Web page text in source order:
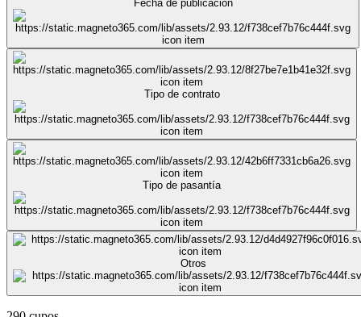
Fecha de publicación
Tipo de contrato
Tipo de pasantía
Otros